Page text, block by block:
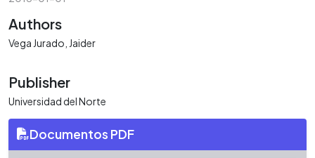
Authors
Vega Jurado, Jaider
Publisher
Universidad del Norte
Documentos PDF